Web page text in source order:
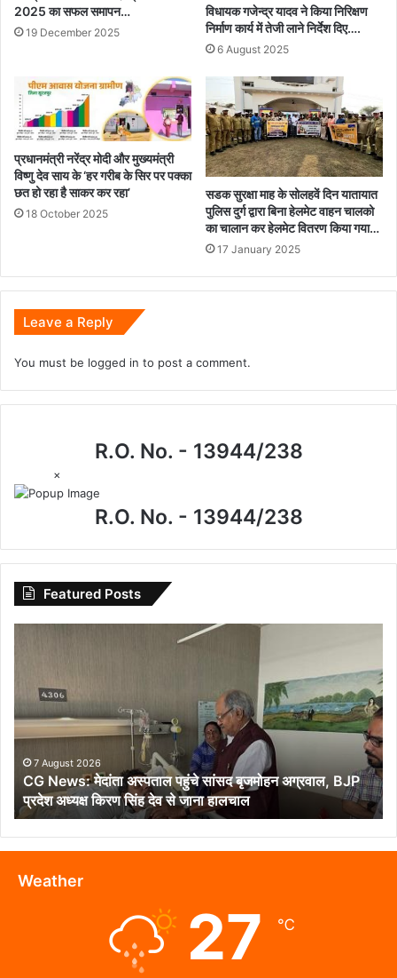
2025 का सफल समापन…
19 December 2025
विधायक गजेन्द्र यादव ने किया निरिक्षण
निर्माण कार्य में तेजी लाने निर्देश दिए….
6 August 2025
प्रधानमंत्री नरेंद्र मोदी और मुख्यमंत्री
विष्णु देव साय के ‘हर गरीब के सिर पर पक्का
छत हो रहा है साकर कर रहा’
18 October 2025
सडक सुरक्षा माह के सोलहवें दिन यातायात
पुलिस दुर्ग द्वारा बिना हेलमेट वाहन चालको
का चालान कर हेलमेट वितरण किया गया…
17 January 2025
Leave a Reply
You must be logged in to post a comment.
R.O. No. - 13944/238
×
R.O. No. - 13944/238
Featured Posts
अस्पताल
पहुंचे
सांसद
बृजमोहन
अग्रवाल,
BJP
प्रदेश
अध्यक्ष
किरण
सिंह
देव
7 August 2026
CG News: मेदांता अस्पताल पहुंचे सांसद बृजमोहन अग्रवाल, BJP
प्रदेश अध्यक्ष किरण सिंह देव से जाना हालचाल
Weather
27 ℃